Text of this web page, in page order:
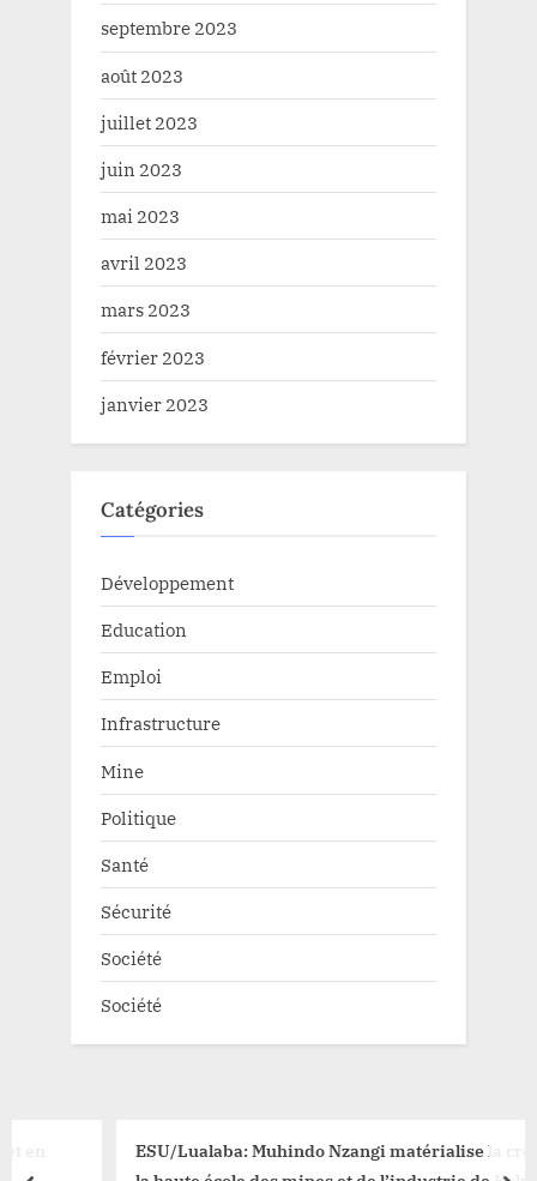
septembre 2023
août 2023
juillet 2023
juin 2023
mai 2023
avril 2023
mars 2023
février 2023
janvier 2023
Catégories
Développement
Education
Emploi
Infrastructure
Mine
Politique
Santé
Sécurité
Société
Société
ESU/Lualaba: Muhindo Nzangi matérialise la création de